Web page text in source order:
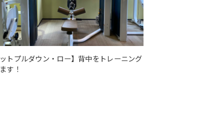
トプルダウン・ロー】背中をトレーニング
す！